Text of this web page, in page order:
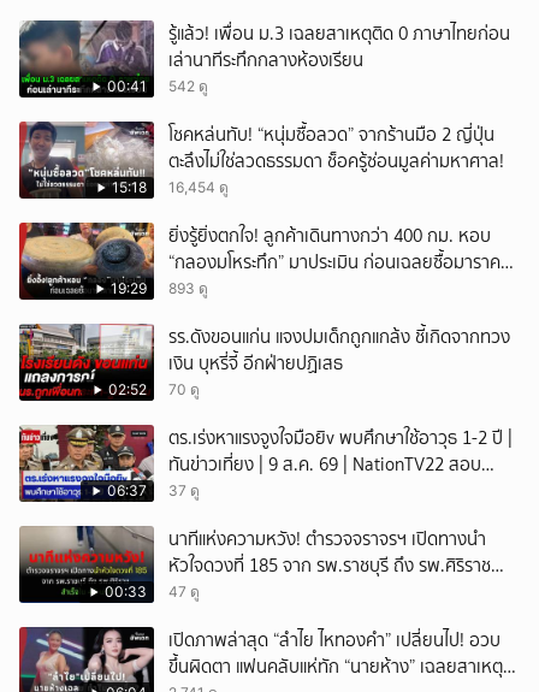
00:41
รู้แล้ว! เพื่อน ม.3 เฉลยสาเหตุติด 0 ภาษาไทยก่อน
เล่านาทีระทึกกลางห้องเรียน
542 ดู
15:18
โชคหล่นทับ! “หนุ่มซื้อลวด” จากร้านมือ 2 ญี่ปุ่น
ตะลึงไม่ใช่ลวดธรรมดา ช็อครู้ซ่อนมูลค่ามหาศาล!
16,454 ดู
19:29
ยิ่งรู้ยิ่งตกใจ! ลูกค้าเดินทางกว่า 400 กม. หอบ
“กลองมโหระทึก” มาประเมิน ก่อนเฉลยซื้อมาราคา
เท่าไหร่?
893 ดู
02:52
รร.ดังขอนแก่น แจงปมเด็กถูกแกล้ง ชี้เกิดจากทวง
เงิน บุหรี่จี้ อีกฝ่ายปฏิเสธ
70 ดู
06:37
ตร.เร่งหาแรงจูงใจมือยิv พบศึกษาใช้อาวุธ 1-2 ปี |
ทันข่าวเที่ยง | 9 ส.ค. 69 | NationTV22 สอบ
พยานแล้ว 17 ปาก เร่งตรวจมือถือและหลักฐานที่
เพื่อน และสื่อโซเ
37 ดู
00:33
นาทีแห่งความหวัง! ตำรวจจราจรฯ เปิดทางนำ
หัวใจดวงที่ 185 จาก รพ.ราชบุรี ถึง รพ.ศิริราช
สำเร็จใน 48 นาที
47 ดู
เปิดภาพล่าสุด “ลำไย ไหทองคำ” เปลี่ยนไป! อวบ
ขึ้นผิดตา แฟนคลับแห่ทัก “นายห้าง” เฉลยสาเหตุ